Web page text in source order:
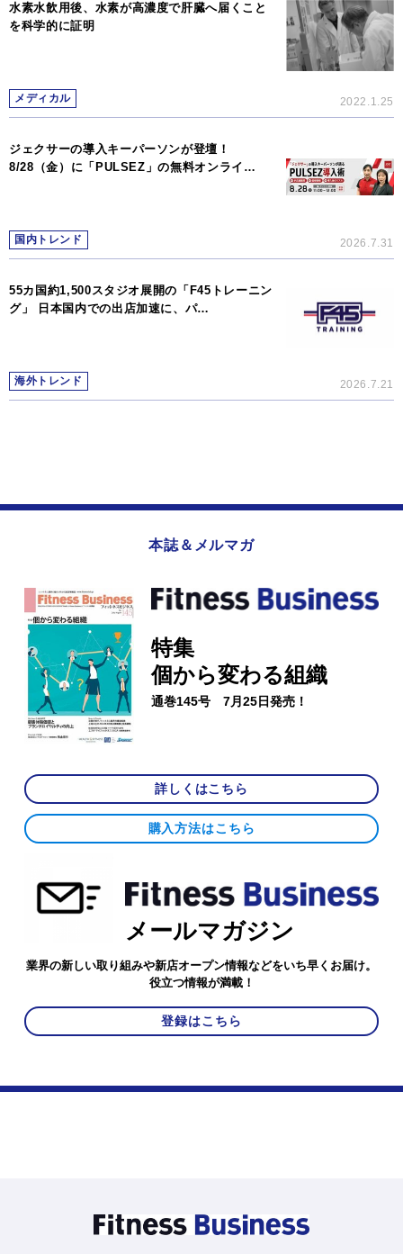
水素水飲用後、水素が高濃度で肝臓へ届くこと
を科学的に証明
メディカル 2022.1.25
ジェクサーの導入キーパーソンが登壇！
8/28（金）に「PULSEZ」の無料オンライ…
国内トレンド 2026.7.31
55カ国約1,500スタジオ展開の「F45トレーニン
グ」 日本国内での出店加速に、パ…
海外トレンド 2026.7.21
本誌＆メルマガ
特集
個から変わる組織
通巻145号 7月25日発売！
詳しくはこちら
購入方法はこちら
メールマガジン
業界の新しい取り組みや新店オープン情報などをいち早くお届け。
役立つ情報が満載！
登録はこちら